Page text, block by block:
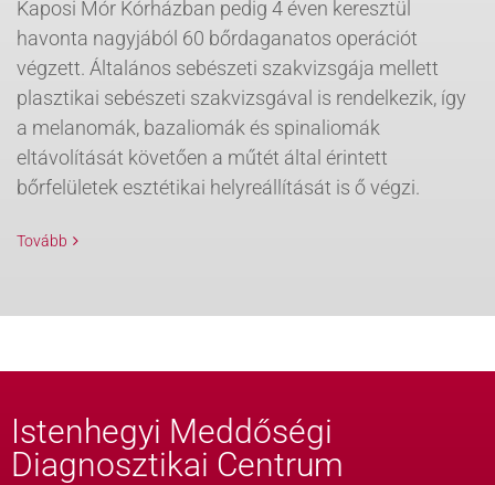
Kaposi Mór Kórházban pedig 4 éven keresztül
havonta nagyjából 60 bőrdaganatos operációt
végzett. Általános sebészeti szakvizsgája mellett
plasztikai sebészeti szakvizsgával is rendelkezik, így
a melanomák, bazaliomák és spinaliomák
eltávolítását követően a műtét által érintett
bőrfelületek esztétikai helyreállítását is ő végzi.
Tovább
Istenhegyi Meddőségi
Diagnosztikai Centrum